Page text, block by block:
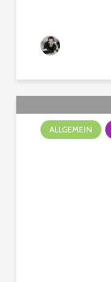
ALLGEMEIN